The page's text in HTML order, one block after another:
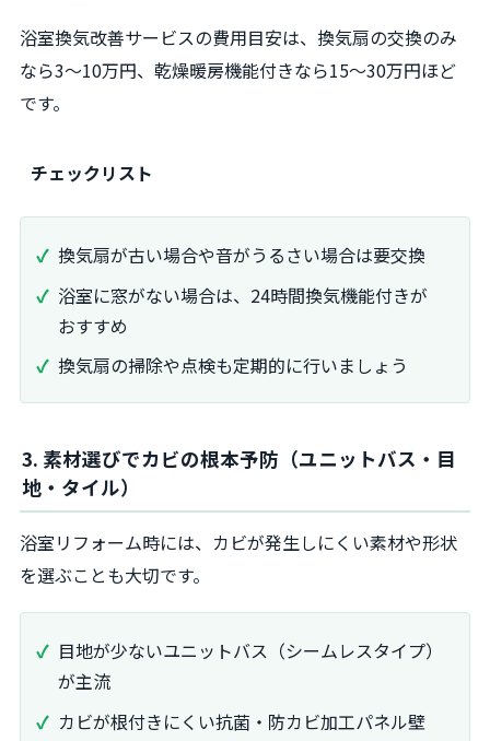
浴室換気改善サービスの費用目安は、換気扇の交換のみ
なら3～10万円、乾燥暖房機能付きなら15～30万円ほど
です。
チェックリスト
換気扇が古い場合や音がうるさい場合は要交換
浴室に窓がない場合は、24時間換気機能付きが
おすすめ
換気扇の掃除や点検も定期的に行いましょう
3. 素材選びでカビの根本予防（ユニットバス・目
地・タイル）
浴室リフォーム時には、カビが発生しにくい素材や形状
を選ぶことも大切です。
目地が少ないユニットバス（シームレスタイプ）
が主流
カビが根付きにくい抗菌・防カビ加工パネル壁